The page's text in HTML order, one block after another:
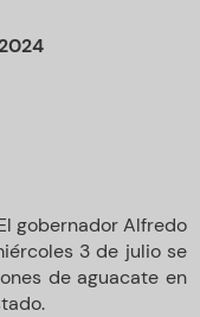
gobernador Alfredo
3 de julio se
de aguacate en